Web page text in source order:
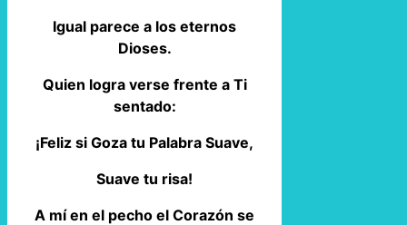
Igual parece a los eternos
Dioses.
Quien logra verse frente a Ti
sentado:
¡Feliz si Goza tu Palabra Suave,
Suave tu risa!
A mí en el pecho el Corazón se